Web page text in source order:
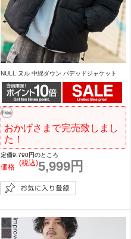
NULL ヌル 中綿ダウン パデッドジャケット
おかげさまで完売致しまし
た！
定価9,790円のところ
価格 5,999円
(税込)